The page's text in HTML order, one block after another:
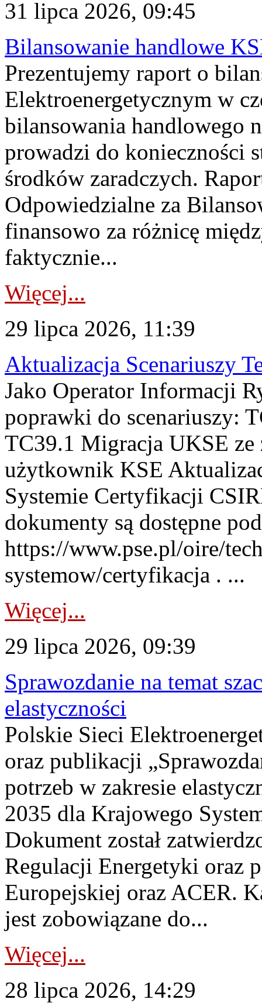
31 lipca 2026, 09:45
Bilansowanie handlowe
Prezentujemy raport o
Elektroenergetycznym w
bilansowania handlowego
prowadzi do konieczności
środków zaradczych.
Odpowiedzialne za
finansowo za różnicę
faktycznie...
Więcej...
29 lipca 2026, 11:39
Aktualizacja Scenariuszy
Jako Operator Informacji
poprawki do scenariuszy:
TC39.1 Migracja UKSE
użytkownik KSE
Systemie Certyfikacji
dokumenty są dostępne
https://www.pse.pl/oire/
systemow/certyfikacja . ...
Więcej...
29 lipca 2026, 09:39
Sprawozdanie na temat
elastyczności
Polskie Sieci
oraz publikacji
potrzeb w zakresie
2035 dla Krajowego
Dokument został
Regulacji Energetyki oraz
Europejskiej oraz ACER.
jest zobowiązane do...
Więcej...
28 lipca 2026, 14:29